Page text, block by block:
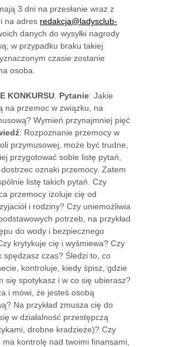
3 dni na przesłanie wraz z
na adres redakcja@ladysclub-
danych do wysyłki nagrody
w przypadku braku takiej
czasie zostanie
osoba.
KONKURSU Pytanie: Jakie
na przemoc w związku, na
Wymień przynajmniej pięć
: Rozpoznanie przemocy w
przymusowej, może być trudne,
przygotować sobie listę pytań,
oznaki przemocy. Zatem
listę takich pytań. Czy
przemocy izoluje cię od
i rodziny? Czy uniemożliwia
potrzeb, na przykład
do wody i bezpiecznego
krytykuje cię i wyśmiewa? Czy
spędzasz czas? Śledzi to, co
kontroluje, kiedy śpisz, gdzie
się spotykasz i w co się ubierasz?
i mówi, że jesteś osobą
Na przykład zmusza cię do
w działalność przestępczą
drobne kradzieże)? Czy
ma kontrolę nad twoimi finansami,